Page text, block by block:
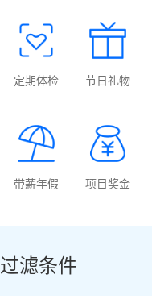
定期体检 节日礼物
带薪年假 项目奖金
过滤条件